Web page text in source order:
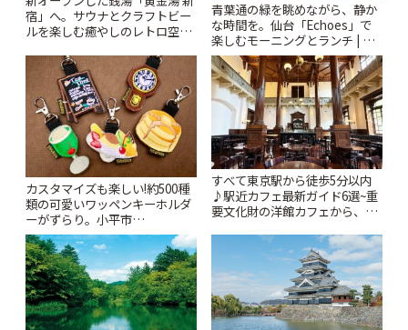
宿」へ。サウナとクラフトビー
ルを楽しむ癒やしのレトロ空間
青葉通の緑を眺めながら、静か
な時間を。仙台「Echoes」で
楽しむモーニングとランチ | こ
とりっぷ
カスタマイズも楽しい!約500種
類の可愛いワッペンキーホルダ
ーがずらり。小平市
「Kimamaya T&K」 | ことりっ
ぷ
すべて東京駅から徒歩5分以内
♪駅近カフェ最新ガイド6選~重
要文化財の洋館カフェから、改